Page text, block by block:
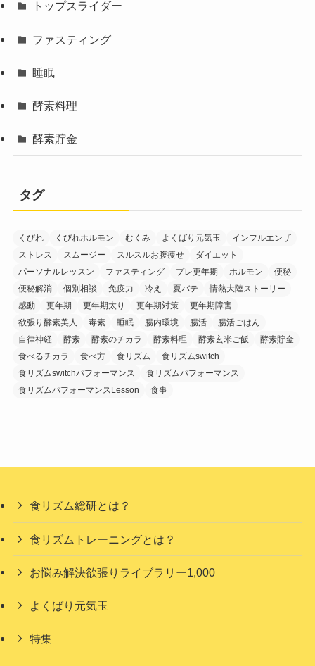
トップスライダー
ファスティング
睡眠
酵素料理
酵素貯金
タグ
くびれ くびれホルモン むくみ よくばり元気玉
インフルエンザ
ストレス
スムージー スルスルお腹痩せ
ダイエット
パーソナルレッスン
ファスティング プレ更年期 ホルモン
便秘
便秘解消
個別相談 免疫力 冷え 夏バテ
情熱大陸ストーリー
感動
更年期 更年期太り 更年期対策
更年期障害
欲張り酵素美人
毒素 睡眠 腸内環境 腸活
腸活ごはん
自律神経
酵素 酵素のチカラ 酵素料理 酵素玄米ご飯
酵素貯金
食べるチカラ
食べ方 食リズム
食リズムswitch
食リズムswitchパフォーマンス
食リズムパフォーマンス
食リズムパフォーマンスLesson
食事
食リズム総研とは？
食リズムトレーニングとは？
お悩み解決欲張りライブラリー1,000
よくばり元気玉
特集